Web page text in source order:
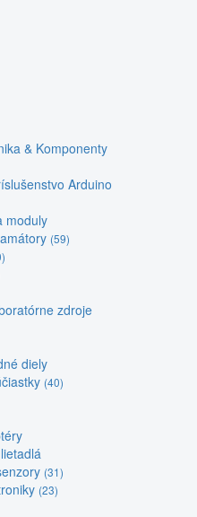
& Komponenty
Arduino
moduly
(59)
zdroje
diely
(40)
(31)
(23)